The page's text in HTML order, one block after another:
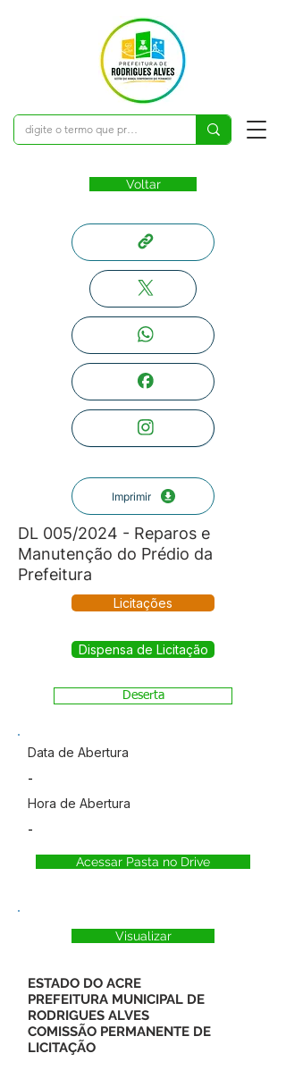
Voltar
Imprimir
DL 005/2024 - Reparos e
Manutenção do Prédio da
Prefeitura
Licitações
Dispensa de Licitação
Deserta
Data de Abertura
-
Hora de Abertura
-
Acessar Pasta no Drive
Visualizar
ESTADO DO ACRE
PREFEITURA MUNICIPAL DE
RODRIGUES ALVES
COMISSÃO PERMANENTE DE
LICITAÇÃO